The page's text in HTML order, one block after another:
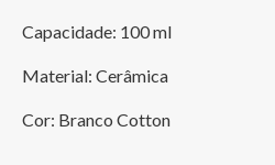
Capacidade: 100 ml
Material: Cerâmica
Cor: Branco Cotton